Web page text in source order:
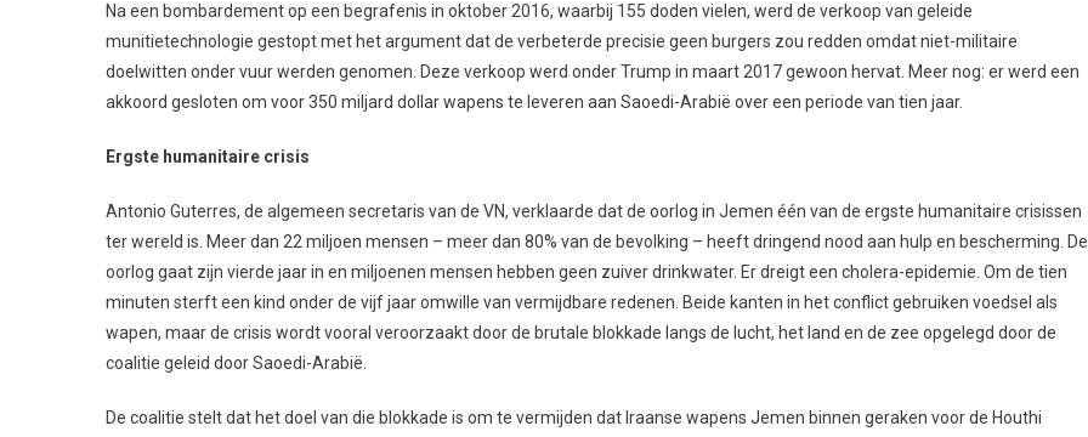
Na een bombardement op een begrafenis in oktober 2016, waarbij 155 doden vielen, werd de verkoop van geleide
munitietechnologie gestopt met het argument dat de verbeterde precisie geen burgers zou redden omdat niet-militaire
doelwitten onder vuur werden genomen. Deze verkoop werd onder Trump in maart 2017 gewoon hervat. Meer nog: er werd een
akkoord gesloten om voor 350 miljard dollar wapens te leveren aan Saoedi-Arabië over een periode van tien jaar.
Ergste humanitaire crisis
Antonio Guterres, de algemeen secretaris van de VN, verklaarde dat de oorlog in Jemen één van de ergste humanitaire crisissen
ter wereld is. Meer dan 22 miljoen mensen – meer dan 80% van de bevolking – heeft dringend nood aan hulp en bescherming. De
oorlog gaat zijn vierde jaar in en miljoenen mensen hebben geen zuiver drinkwater. Er dreigt een cholera-epidemie. Om de tien
minuten sterft een kind onder de vijf jaar omwille van vermijdbare redenen. Beide kanten in het conflict gebruiken voedsel als
wapen, maar de crisis wordt vooral veroorzaakt door de brutale blokkade langs de lucht, het land en de zee opgelegd door de
coalitie geleid door Saoedi-Arabië.
De coalitie stelt dat het doel van die blokkade is om te vermijden dat Iraanse wapens Jemen binnen geraken voor de Houthi